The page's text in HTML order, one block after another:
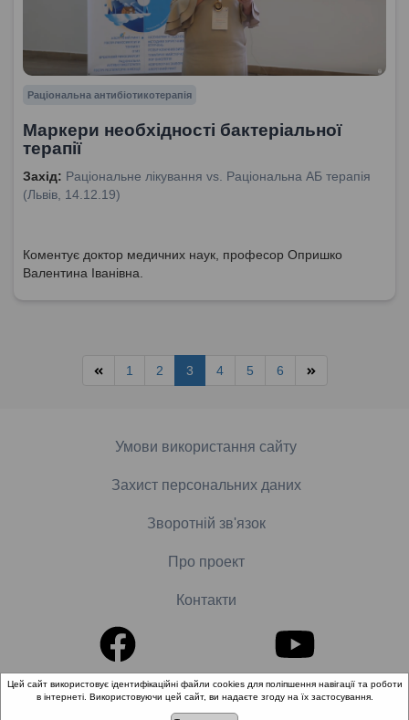
Раціональна антибіотикотерапія
Маркери необхідності бактеріальної
терапії
Захід: Раціональне лікування vs. Раціональна АБ терапія
(Львів, 14.12.19)
Коментує доктор медичних наук, професор Опришко
Валентина Іванівна.
1 2 3 4 5 6
Умови використання сайту
Захист персональних даних
Зворотній зв'язок
Про проект
Контакти
© 2018-2026 «Школа доказової медицини». Всі права
Цей сайт використовує ідентифікаційні файли cookies для поліпшення навігації та роботи
в інтернеті. Використовуючи цей сайт, ви надаєте згоду на їх застосування.